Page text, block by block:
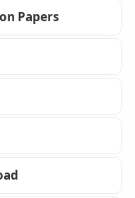
Papers